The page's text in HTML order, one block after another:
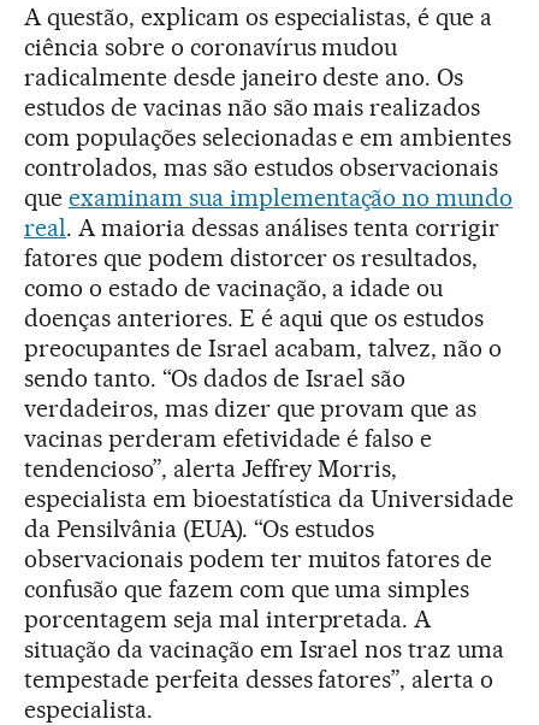
A questão, explicam os especialistas, é que a
ciência sobre o coronavírus mudou
radicalmente desde janeiro deste ano. Os
estudos de vacinas não são mais realizados
com populações selecionadas e em ambientes
controlados, mas são estudos observacionais
que examinam sua implementação no mundo
real. A maioria dessas análises tenta corrigir
fatores que podem distorcer os resultados,
como o estado de vacinação, a idade ou
doenças anteriores. E é aqui que os estudos
preocupantes de Israel acabam, talvez, não o
sendo tanto. “Os dados de Israel são
verdadeiros, mas dizer que provam que as
vacinas perderam efetividade é falso e
tendencioso”, alerta Jeffrey Morris,
especialista em bioestatística da Universidade
da Pensilvânia (EUA). “Os estudos
observacionais podem ter muitos fatores de
confusão que fazem com que uma simples
porcentagem seja mal interpretada. A
situação da vacinação em Israel nos traz uma
tempestade perfeita desses fatores”, alerta o
especialista.